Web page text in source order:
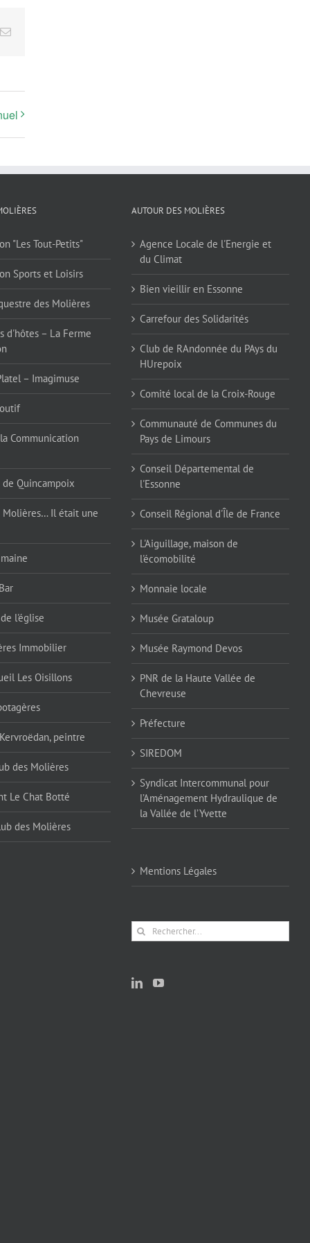
Email
"Les Tout-Petits"
Sports et Loisirs
des Molières
d'hôtes – La Ferme
– Imagimuse
Communication
Quincampoix
Molières… Il était une
l'église
Immobilier
Les Oisillons
peintre
des Molières
Le Chat Botté
des Molières
AUTOUR DES MOLIÈRES
Agence Locale de l'Energie et
du Climat
Bien vieillir en Essonne
Carrefour des Solidarités
Club de RAndonnée du PAys du
HUrepoix
Comité local de la Croix-Rouge
Communauté de Communes du
Pays de Limours
Conseil Départemental de
l'Essonne
Conseil Régional d'Île de France
L'Aiguillage, maison de
l'écomobilité
Monnaie locale
Musée Grataloup
Musée Raymond Devos
PNR de la Haute Vallée de
Chevreuse
Préfecture
SIREDOM
Syndicat Intercommunal pour
l’Aménagement Hydraulique de
la Vallée de l’Yvette
Mentions Légales
Rechercher: